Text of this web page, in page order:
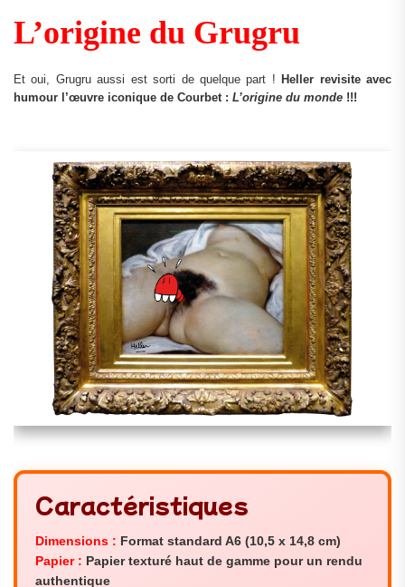
L’origine du Grugru
Et oui, Grugru aussi est sorti de quelque part ! Heller revisite avec
humour l’œuvre iconique de Courbet : L’origine du monde !!!
Caractéristiques
Dimensions : Format standard A6 (10,5 x 14,8 cm)
Papier : Papier texturé haut de gamme pour un rendu
authentique